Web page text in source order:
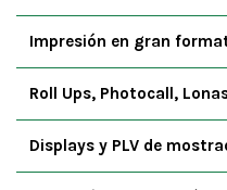
Impresión en gran
Roll Ups, Photocall,
Displays y PLV de